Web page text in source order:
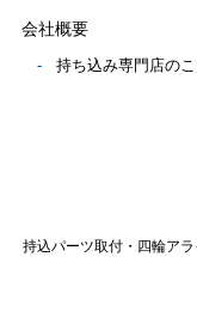
会社概要
持ち込み専門店のこ
持込パーツ取付・四輪ア